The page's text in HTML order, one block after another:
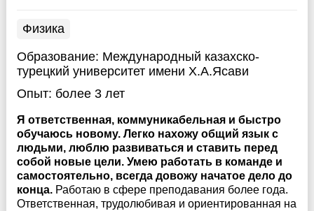
Физика
Образование: Международный казахско-
турецкий университет имени Х.А.Ясави
Опыт: более 3 лет
Я ответственная, коммуникабельная и быстро
обучаюсь новому. Легко нахожу общий язык с
людьми, люблю развиваться и ставить перед
собой новые цели. Умею работать в команде и
самостоятельно, всегда довожу начатое дело до
конца. Работаю в сфере преподавания более года.
Ответственная, трудолюбивая и ориентированная на